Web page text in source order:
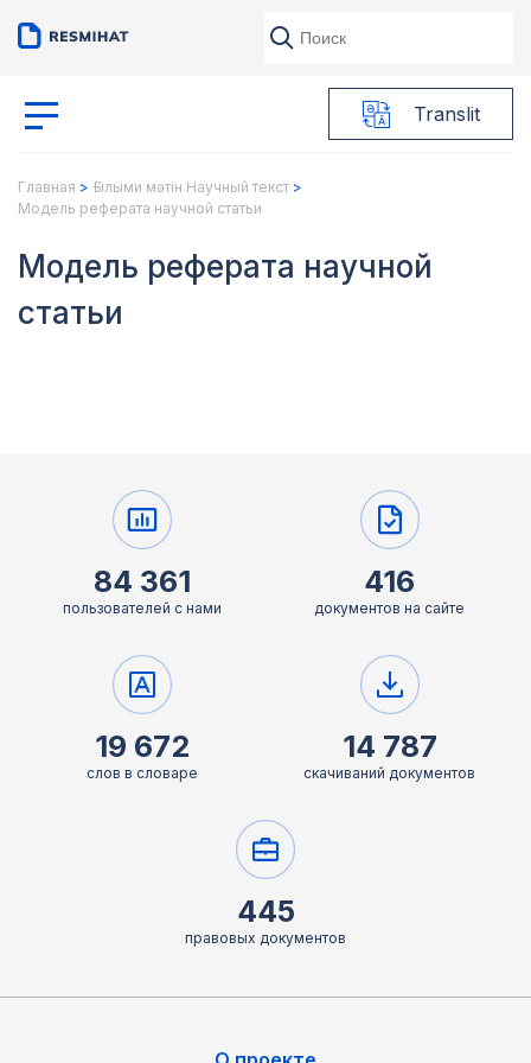
Translit
Главная
Ғылыми мәтін Научный текст
Модель реферата научной статьи
Модель реферата научной
статьи
84 361
пользователей с нами
416
документов на сайте
19 672
слов в словаре
14 787
скачиваний документов
445
правовых документов